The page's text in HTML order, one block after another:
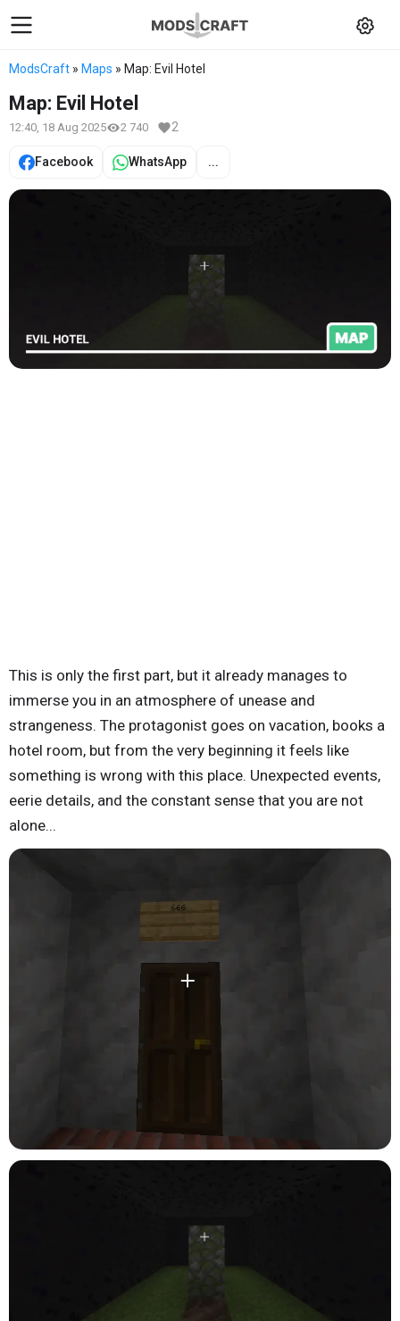
ModsCraft » Maps » Map: Evil Hotel
Map: Evil Hotel
12:40, 18 Aug 2025 2 740 2
Facebook WhatsApp ...
This is only the first part, but it already manages to
immerse you in an atmosphere of unease and
strangeness. The protagonist goes on vacation, books a
hotel room, but from the very beginning it feels like
something is wrong with this place. Unexpected events,
eerie details, and the constant sense that you are not
alone...